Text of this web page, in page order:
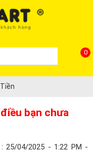
0
bạn chưa
25/04/2025 - 1:22 PM -